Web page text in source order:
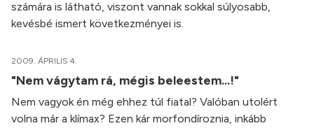
számára is látható, viszont vannak sokkal súlyosabb,
kevésbé ismert következményei is.
2009. ÁPRILIS 4.
"Nem vágytam rá, mégis beleestem...!"
Nem vagyok én még ehhez túl fiatal? Valóban utolért
volna már a klímax? Ezen kár morfondíroznia, inkább